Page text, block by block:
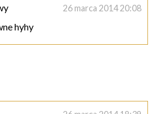
26 marca 2014 20:08
hyhy